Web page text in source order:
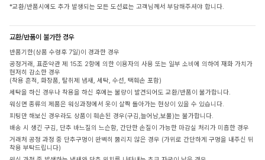
*교환/반품시에도 추가 발생되는 모든 도선료는 고객님께서 부담해주셔야 합니다.
교환/반품이 불가한 경우
반품기한(상품 수령후 7일)이 경과한 경우
공정거래, 표준약관 제 15조 2항에 의한 이용자의 사용 또는 일부 소비에 의하여 재화 가치가
현저히 감소한 경우
(착용 흔적, 화장품, 탈취제 냄새, 세탁, 수선, 택훼손 포함)
세탁을 하신 경우나 착용을 하신 후에는 불량이 발견되어도 교환/반품이 불가합니다.
워싱면 종류의 제품은 워싱과정에서 옷이 살짝 돌아가는 현상이 있을 수 있습니다.
피팅만 해보신 경우라도 상품이 훼손된 경우(구김,늘어남,보풀)는 불가합니다.
배송 시 생긴 구김, 단추 바느질의 느슨함, 간단한 손질이 가능한 마감실 처리가 미흡한 경우
거래처 공정 과정 중 단추구멍이 완벽히 뚫리지 않은 경우 (가위로 간단하게 구멍을 내주신 뒤
착용 부탁드립니다)